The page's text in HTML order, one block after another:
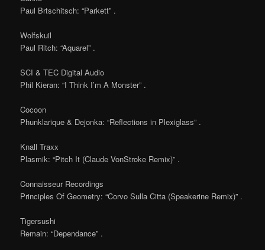
Paul Brtschitsch: “Parkett” .
Wolfskuil
Paul Ritch: “Aquarel” .
SCI & TEC Digital Audio
Phil Kieran: “I Think I’m A Monster” .
Cocoon
Phunklarique & Dejonka: “Reflections in Plexiglass” .
Knall Traxx
Plasmik: “Pitch It (Claude VonStroke Remix)” .
Connaisseur Recordings
Principles Of Geometry: “Corvo Sulla Citta (Speakerine Remix)” .
Tigersushi
Remain: “Dependance” .